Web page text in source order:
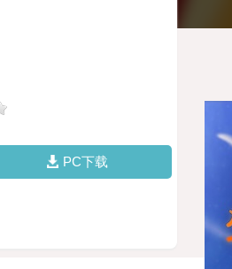
PC下载